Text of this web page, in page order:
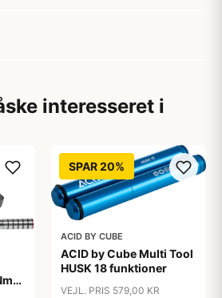
interesseret i
SPAR 20%
ACID BY CUBE
ACID by Cube Multi Tool
HUSK 18 funktioner
VEJL. PRIS 579,00 KR